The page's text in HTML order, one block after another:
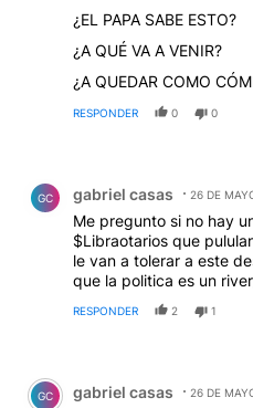
¿EL PAPA SABE ESTO?
¿A QUÉ VA A VENIR?
¿A QUEDAR COMO
RESPONDER 0 0
GC gabriel casas 26 DE
Me pregunto si no hay
$Libraotarios que
le van a tolerar a este
que la politica es un
RESPONDER 2 1
Comentario de gabriel casas.
GC gabriel casas 26 DE